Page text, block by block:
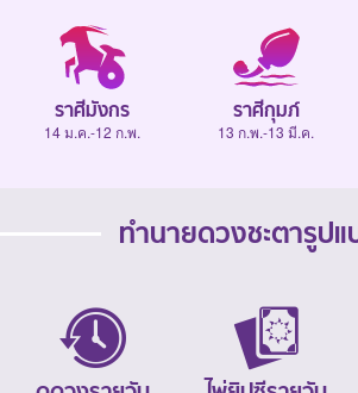
ราศีมังกร
14 ม.ค.-12 ก.พ.
ราศีกุมภ์
13 ก.พ.-13 มี.ค.
ทำนายดวงชะตารูปแ